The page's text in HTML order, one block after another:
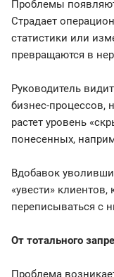
Проблемы
Страдает
статистики или
превращаются в
Руководитель
бизнес-процессов,
растет уровень
понесенных,
Вдобавок
«увести»
переписываться с
От тотального